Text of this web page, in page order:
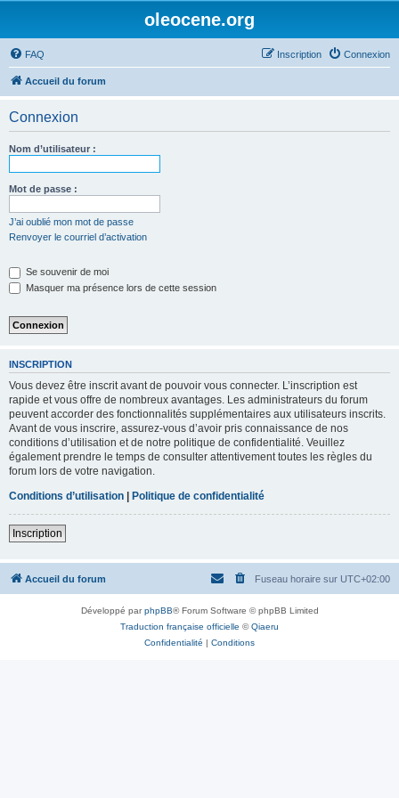
oleocene.org
FAQ Connexion
Inscription
Accueil du forum
Connexion
Nom d’utilisateur :
Mot de passe :
J’ai oublié mon mot de passe
Renvoyer le courriel d’activation
Se souvenir de moi
Masquer ma présence lors de cette session
INSCRIPTION
Vous devez être inscrit avant de pouvoir vous connecter. L’inscription est
rapide et vous offre de nombreux avantages. Les administrateurs du forum
peuvent accorder des fonctionnalités supplémentaires aux utilisateurs inscrits.
Avant de vous inscrire, assurez-vous d’avoir pris connaissance de nos
conditions d’utilisation et de notre politique de confidentialité. Veuillez
également prendre le temps de consulter attentivement toutes les règles du
forum lors de votre navigation.
Conditions d’utilisation | Politique de confidentialité
Inscription
Accueil du forum Fuseau horaire sur UTC+02:00
Développé parphpBB® Forum Software © phpBB Limited
Traduction française officielle ©Qiaeru
Confidentialité | Conditions